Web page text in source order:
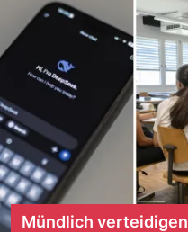
Mündlich verteidigen